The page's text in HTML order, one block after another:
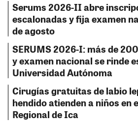
Serums 2026-II abre
escalonadas y fija examen
de agosto
SERUMS 2026-I: más de
y examen nacional se rinde
Universidad Autónoma
Cirugías gratuitas de labio
hendido atienden a niños en
Regional de Ica